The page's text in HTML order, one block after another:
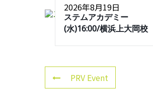
2026年8月19日
ステムアカデミー
(水)16:00/横浜上大岡校
PRV Event